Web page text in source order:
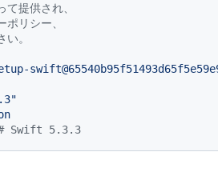
提供され、
リシー、
。
Swift 5.3.3